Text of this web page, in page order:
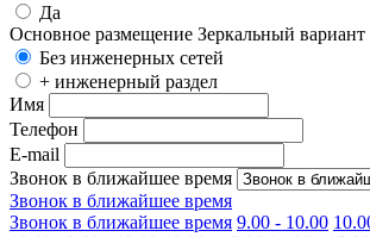
Да
Основное размещение Зеркальный вариант
Без инженерных сетей
+ инженерный раздел
Имя
Телефон
E-mail
Звонок в ближайшее время
Звонок в ближайшее время
Звонок в ближайшее время 9.00 - 10.00